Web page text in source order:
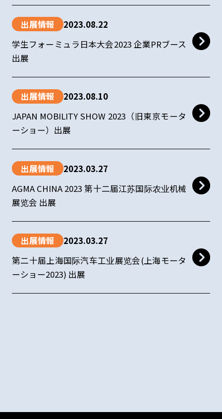
出展情報
2023.08.22
学生フォーミュラ日本大会2023 企業PRブース
出展
出展情報
2023.08.10
JAPAN MOBILITY SHOW 2023（旧東京モータ
ーショー）出展
出展情報
2023.03.27
AGMA CHINA 2023 第十二届江苏国际农业机械
展览会 出展
出展情報
2023.03.27
第二十届上海国际汽车工业展览会(上海モータ
ーショー2023) 出展